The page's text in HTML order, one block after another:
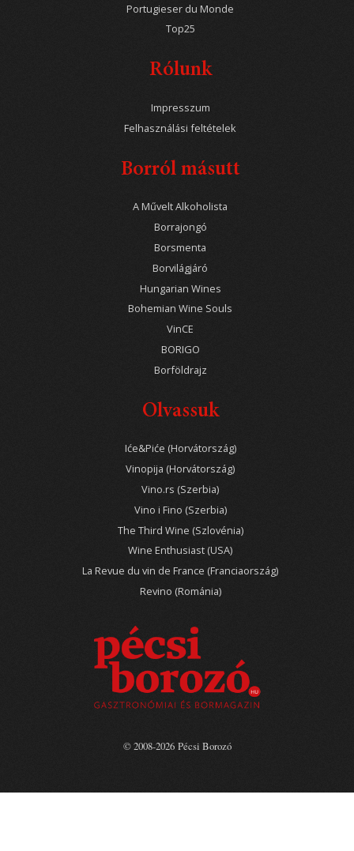
Portugieser du Monde
Top25
Rólunk
Impresszum
Felhasználási feltételek
Borról másutt
A Művelt Alkoholista
Borrajongó
Borsmenta
Borvilágjáró
Hungarian Wines
Bohemian Wine Souls
VinCE
BORIGO
Borföldrajz
Olvassuk
Iće&Piće (Horvátország)
Vinopija (Horvátország)
Vino.rs (Szerbia)
Vino i Fino (Szerbia)
The Third Wine (Szlovénia)
Wine Enthusiast (USA)
La Revue du vin de France (Franciaország)
Revino (Románia)
© 2008-2026 Pécsi Borozó